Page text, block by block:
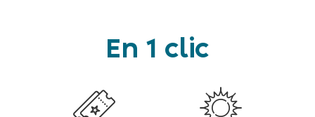
En 1 clic